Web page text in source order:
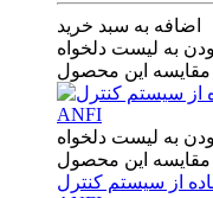
اضافه به سبد خرید
به لیست دلخواه
مقایسه این محصول
به لیست دلخواه
مقایسه این محصول
از سيستم كنترل